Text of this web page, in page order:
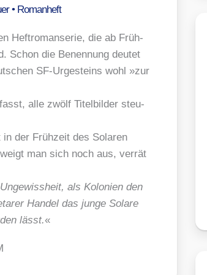
• Romanheft
Heft­ro­man­se­rie, die ab Früh­
Schon die Benen­nung deu­tet
SF-Urge­steins wohl »zur
alle zwölf Titel­bil­der steu­
der Früh­zeit des Sola­ren
man sich noch aus, ver­rät
als Kolo­nien den
Han­del das jun­ge Sola­re
lässt.«